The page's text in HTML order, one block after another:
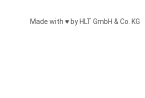
Made with ♥ by HLT GmbH & Co. KG